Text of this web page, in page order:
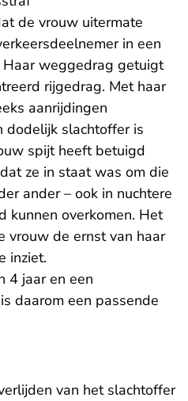
de vrouw uitermate
in een
weggedrag getuigt
rijgedrag. Met haar
aanrijdingen
dodelijk slachtoffer is
spijt heeft betuigd
ze in staat was om die
ander – ook in nuchtere
kunnen overkomen. Het
vrouw de ernst van haar
inziet.
4 jaar en een
daarom een passende
van het slachtoffer